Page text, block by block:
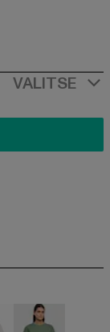
VALITSE